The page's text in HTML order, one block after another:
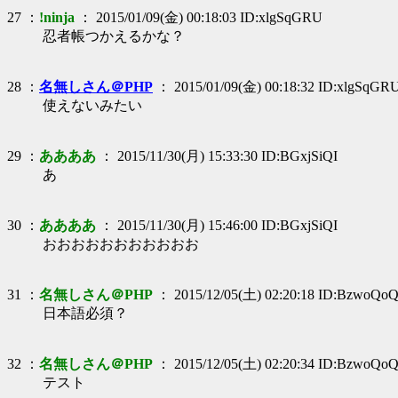
27 ： !ninja ： 2015/01/09(金) 00:18:03 ID:xlgSqGRU
忍者帳つかえるかな？
28 ： 名無しさん＠PHP ： 2015/01/09(金) 00:18:32
使えないみたい
29 ： ああああ ： 2015/11/30(月) 15:33:30 ID:BGxjSiQI
あ
30 ： ああああ ： 2015/11/30(月) 15:46:00 ID:BGxjSiQI
おおおおおおおおおおお
31 ： 名無しさん＠PHP ： 2015/12/05(土) 02:20:18
日本語必須？
32 ： 名無しさん＠PHP ： 2015/12/05(土) 02:20:34
テスト